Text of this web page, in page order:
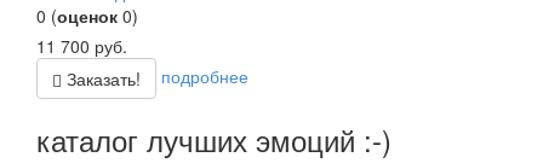
0 (оценок 0)
11 700 руб.
Заказать!
подробнее
каталог лучших эмоций :-)